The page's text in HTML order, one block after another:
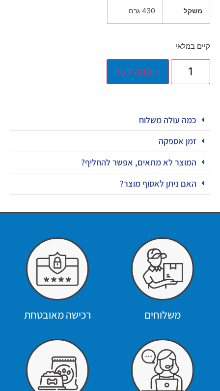
משקל 430 גרם
קיים במלאי
הוספה לסל
כמה עולה משלוח
זמן אספקה
המוצר לא מתאים, אפשר להחליף?
האם ניתן לאסוף מוצר?
משלוחים רכישה מאובטחת